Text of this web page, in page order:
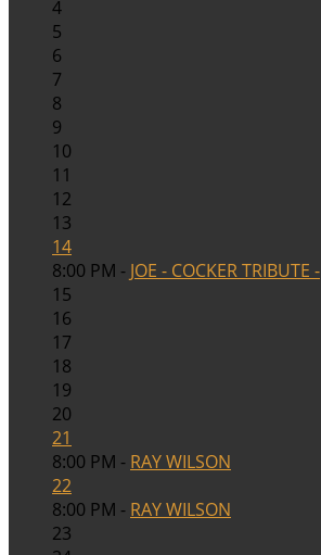
4
5
6
7
8
9
10
11
12
13
14
8:00 PM - JOE - COCKER TRIBUTE -
15
16
17
18
19
20
21
8:00 PM - RAY WILSON
22
8:00 PM - RAY WILSON
23